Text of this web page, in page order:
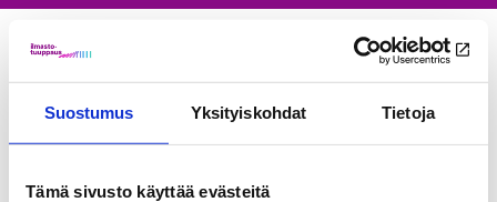
Suostumus Yksityiskohdat Tietoja
Tämä sivusto käyttää evästeitä
Matti Pihlava
matti.pihlava(at)thl.fi